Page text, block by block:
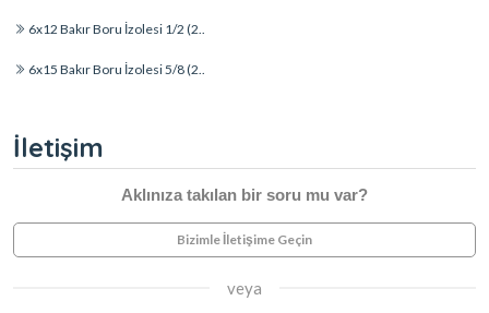
6x12 Bakır Boru İzolesi 1/2 (2..
6x15 Bakır Boru İzolesi 5/8 (2..
İletişim
Aklınıza takılan bir soru mu var?
Bizimle İletişime Geçin
veya